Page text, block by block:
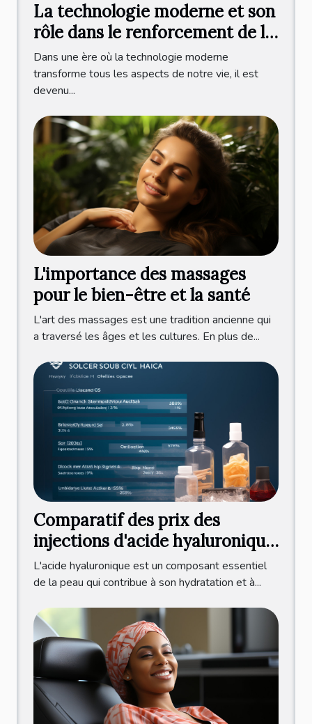
La technologie moderne et son
rôle dans le renforcement de la
mâchoire
Dans une ère où la technologie moderne
transforme tous les aspects de notre vie, il est
devenu...
L'importance des massages
pour le bien-être et la santé
L'art des massages est une tradition ancienne qui
a traversé les âges et les cultures. En plus de...
Comparatif des prix des
injections d'acide hyaluronique
à l'international
L'acide hyaluronique est un composant essentiel
de la peau qui contribue à son hydratation et à...